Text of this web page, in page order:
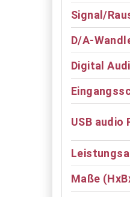
Signal/
D/A-
Digital
USB audio
Maße